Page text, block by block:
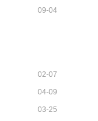
09-04
02-07
04-09
03-25